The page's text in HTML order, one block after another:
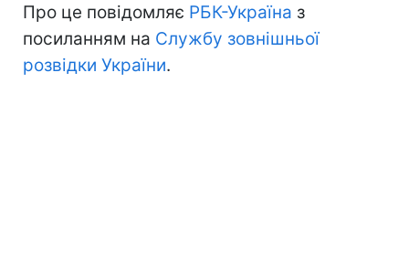
Про це повідомляє РБК-Україна з
посиланням на Службу зовнішньої
розвідки України.